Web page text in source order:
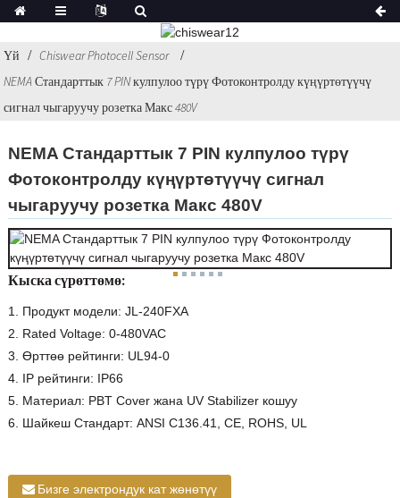
Үй
Chiswear Photocell Sensor
NEMA Стандарттык 7 PIN кулпулоо түрү Фотоконтролду күңүртөтүүчү
сигнал чыгаруучу розетка Макс 480V
NEMA Стандарттык 7 PIN кулпулоо түрү
Фотоконтролду күңүртөтүүчү сигнал
чыгаруучу розетка Макс 480V
Кыска сүрөттөмө:
1. Продукт модели: JL-240FXA
2. Rated Voltage: 0-480VAC
3. Өрттөө рейтинги: UL94-0
4. IP рейтинги: IP66
5. Материал: PBT Cover жана UV Stabilizer кошуу
6. Шайкеш Стандарт: ANSI C136.41, CE, ROHS, UL
Бизге электрондук кат жөнөтүү